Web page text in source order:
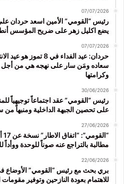
07/07/2026
رئيس “القومي” الأمين اسعد حردان
يضع اكليل زهر على ضريح المؤسس
07/07/2026
حردان: عيد الفداء في 8
سعاده ومَن سار على نهجه هي من أجل
وكرامتها
30/06/2026
رئيس “القومي” عقد اجتماعاً توجيهياً
على تحصين الجبهة الداخلية ومنبهاً من
27/06/2026
مطالبة بالتراجع عنه صوناً للوحدة ووأداً
22/06/2026
بري بحث مع رئيس “القومي” الأوضاع
للاهتمام بعودة النازحين وتوفير مقومات